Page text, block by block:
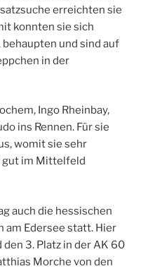
erreichten sie
konnten sie sich
und sind auf
in der
Ingo Rheinbay,
ins Rennen. Für sie
womit sie sehr
gut im Mittelfeld
auch die hessischen
Edersee statt. Hier
3. Platz in der AK 60
Morche von den